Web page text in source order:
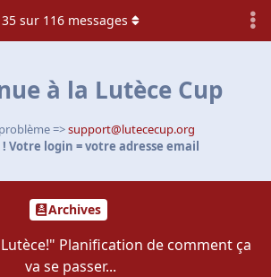
à la Lutèce Cup
=>support@lutececup.org
Votre login = votre adresse email
Archives
Planification de comment ça
va se passer...
35 sur 116 messages